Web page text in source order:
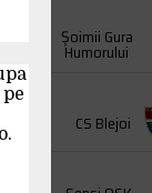
Şoimii Gura
Humorului
CS Blejoi